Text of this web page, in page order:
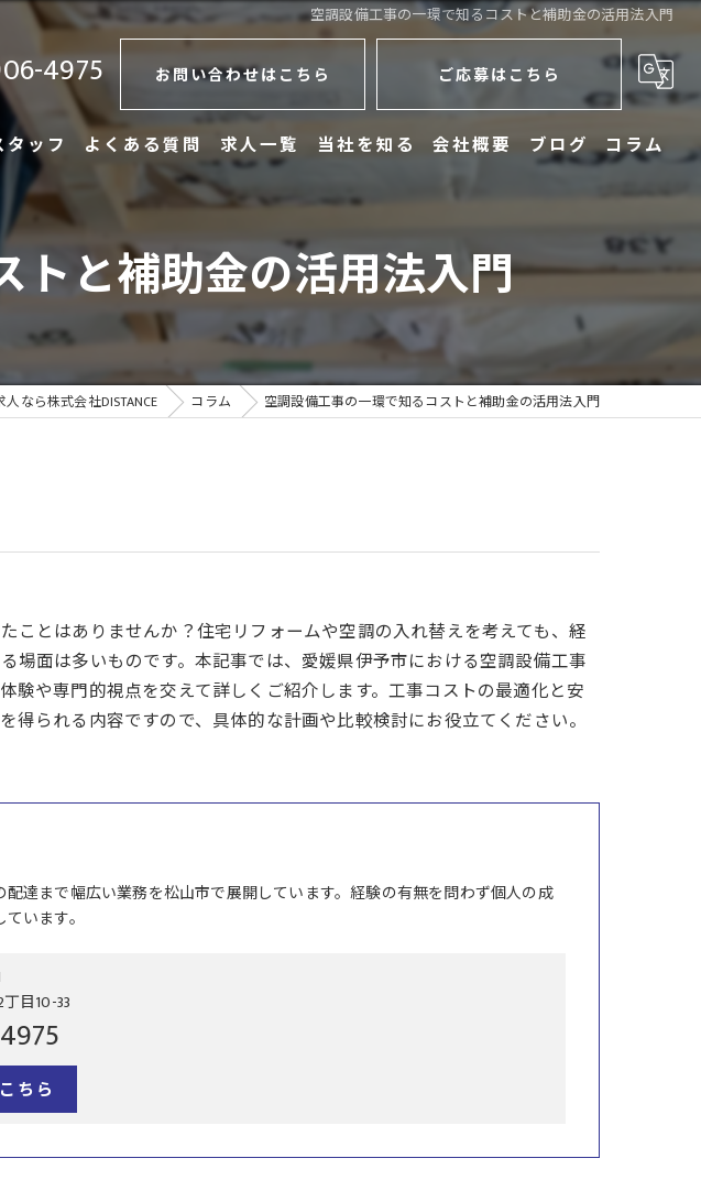
空調設備工事の一環で知るコストと補助金の活用法入門
4975 お問い合わせはこちら ご応募はこちら
タッフ よくある質問 求人一覧 当社を知る
学歴不問
働きやすい
電気工事
会社概要 ブログ コラム
トと補助金の活用法入門
なら株式会社DISTANCE コラム 空調設備工事の一環で知るコストと補助金の活用法入門
とはありませんか？住宅リフォームや空調の入れ替えを考えても、経
面は多いものです。本記事では、愛媛県伊予市における空調設備工事
や専門的視点を交えて詳しくご紹介します。工事コストの最適化と安
られる内容ですので、具体的な計画や比較検討にお役立てください。
達まで幅広い業務を松山市で展開しています。経験の有無を問わず個人の成
います。
目10-33
ちら